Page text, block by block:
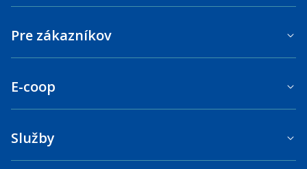
Pre zákazníkov
E-coop
Služby